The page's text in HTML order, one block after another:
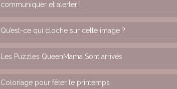
communiquer et alerter !
Qu’est-ce qui cloche sur cette image ?
Les Puzzles QueenMama Sont arrivés
Coloriage pour fêter le printemps